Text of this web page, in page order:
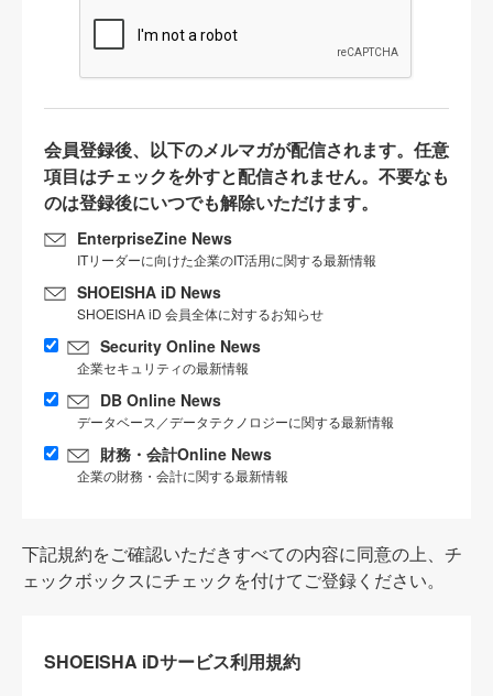
会員登録後、以下のメルマガが配信されます。任意
項目はチェックを外すと配信されません。不要なも
のは登録後にいつでも解除いただけます。
EnterpriseZine News
ITリーダーに向けた企業のIT活用に関する最新情報
SHOEISHA iD News
SHOEISHA iD 会員全体に対するお知らせ
Security Online News
企業セキュリティの最新情報
DB Online News
データベース／データテクノロジーに関する最新情報
財務・会計Online News
企業の財務・会計に関する最新情報
下記規約をご確認いただきすべての内容に同意の上、チ
ェックボックスにチェックを付けてご登録ください。
SHOEISHA iDサービス利用規約